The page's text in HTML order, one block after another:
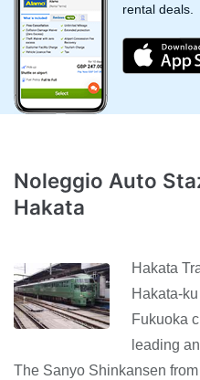
rental deals.
Noleggio Auto
Hakata
Hakata
Hakata-
Fukuoka
leading
The Sanyo Shinkansen